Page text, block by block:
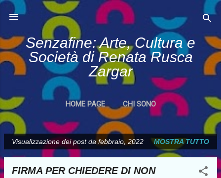
Passa ai contenuti principali
Senzafine: Arte, Cultura e
Società di Renata Rusca
Zargar
HOME PAGE CHI SONO
P
o
Visualizzazione dei post da febbraio, 2022 MOSTRA TUTTO
FIRMA PER CHIEDERE DI NON